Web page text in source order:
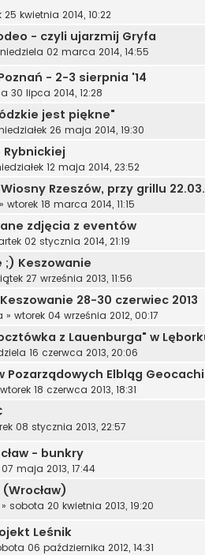
25 kwietnia 2014, 10:22
- czyli ujarzmij Gryfa
niedziela 02 marca 2014, 14:55
- 2-3 sierpnia '14
30 lipca 2014, 12:28
jest piękne"
26 maja 2014, 19:30
12 maja 2014, 23:52
Rzeszów, przy grillu
» wtorek 18 marca 2014, 11:15
zdjęcia z eventów
02 stycznia 2014, 21:19
;) Keszowanie
27 września 2013, 11:56
28-30 czerwiec 2013
» wtorek 04 września 2012, 00:17
z Lauenburga" w
16 czerwca 2013, 20:06
Pozarządowych Elbląg
wtorek 18 czerwca 2013, 18:31
08 stycznia 2013, 22:57
- bunkry
maja 2013, 17:44
(Wrocław)
» sobota 20 kwietnia 2013, 19:20
Leśnik
06 października 2012, 14:31